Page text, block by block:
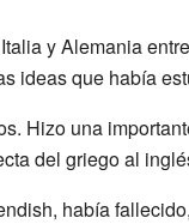
y Alemania
ideas que había
Hizo una
del griego al
había